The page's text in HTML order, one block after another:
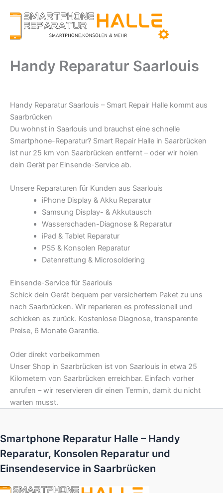
Inhalt
springen
Handy Reparatur Saarlouis
Handy Reparatur Saarlouis – Smart Repair Halle kommt aus
Saarbrücken
Du wohnst in Saarlouis und brauchst eine schnelle
Smartphone-Reparatur? Smart Repair Halle in Saarbrücken
ist nur 25 km von Saarbrücken entfernt – oder wir holen
dein Gerät per Einsende-Service ab.
Unsere Reparaturen für Kunden aus Saarlouis
iPhone Display & Akku Reparatur
Samsung Display- & Akkutausch
Wasserschaden-Diagnose & Reparatur
iPad & Tablet Reparatur
PS5 & Konsolen Reparatur
Datenrettung & Microsoldering
Einsende-Service für Saarlouis
Schick dein Gerät bequem per versichertem Paket zu uns
nach Saarbrücken. Wir reparieren es professionell und
schicken es zurück. Kostenlose Diagnose, transparente
Preise, 6 Monate Garantie.
Oder direkt vorbeikommen
Unser Shop in Saarbrücken ist von Saarlouis in etwa 25
Kilometern von Saarbrücken erreichbar. Einfach vorher
anrufen – wir reservieren dir einen Termin, damit du nicht
warten musst.
Smartphone Reparatur Halle – Handy
Reparatur, Konsolen Reparatur und
Einsendeservice in Saarbrücken